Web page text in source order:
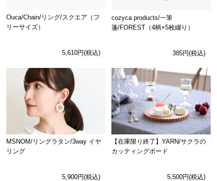
Ouca/Chain/リング/スクエア（フ
リーサイズ）
5,610円(税込)
cozyca products/一筆
箋/FOREST（4柄×5枚綴り）
385円(税込)
MSNOM/リングラタン/3way イヤ
リング
5,900円(税込)
【在庫限り終了】YARN/サクラの
カッティングボード
5,500円(税込)